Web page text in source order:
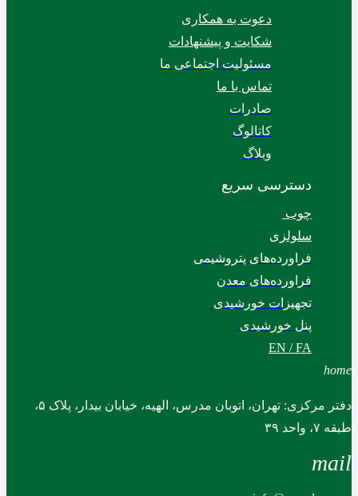
دعوت به همکاری
شکایت و پیشنهادات
مسئولیت اجتماعی ما
تماس با ما
صادرات
کاتالوگ
وبلاگ
دسترسی سریع
چوب
سلولزی
فراورده‌های پتروشیمی
فراورده‌های معدن
تجهیزات خورشیدی
پنل خورشیدی
EN / FA
home
دفتر مرکزی: تهران، اتوبان مدرس، الهیه، خیابان بیدار، پلاک ۵،
طبقه ۷، واحد ۳۹
mail